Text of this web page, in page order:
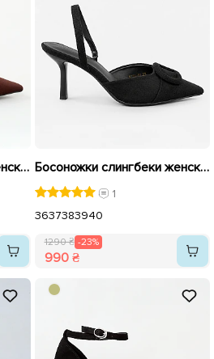
Босоножки слингбеки женские из эко-замши 595611 Коричневые распродажа Босоножки слингбеки женские из эко-замши 595612 Черные распродажа
1
3637383940
1290 ₴ -23%
990 ₴